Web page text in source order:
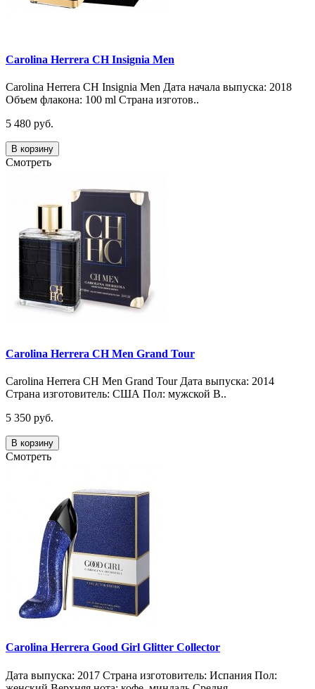
Carolina Herrera CH Insignia Men
Carolina Herrera CH Insignia Men Дата начала выпуска: 2018
Объем флакона: 100 ml Страна изготов..
5 480 руб.
В корзину
Смотреть
Carolina Herrera CH Men Grand Tour
Carolina Herrera CH Men Grand Tour Дата выпуска: 2014
Страна изготовитель: США Пол: мужской В..
5 350 руб.
В корзину
Смотреть
Carolina Herrera Good Girl Glitter Collector
Дата выпуска: 2017 Страна изготовитель: Испания Пол: